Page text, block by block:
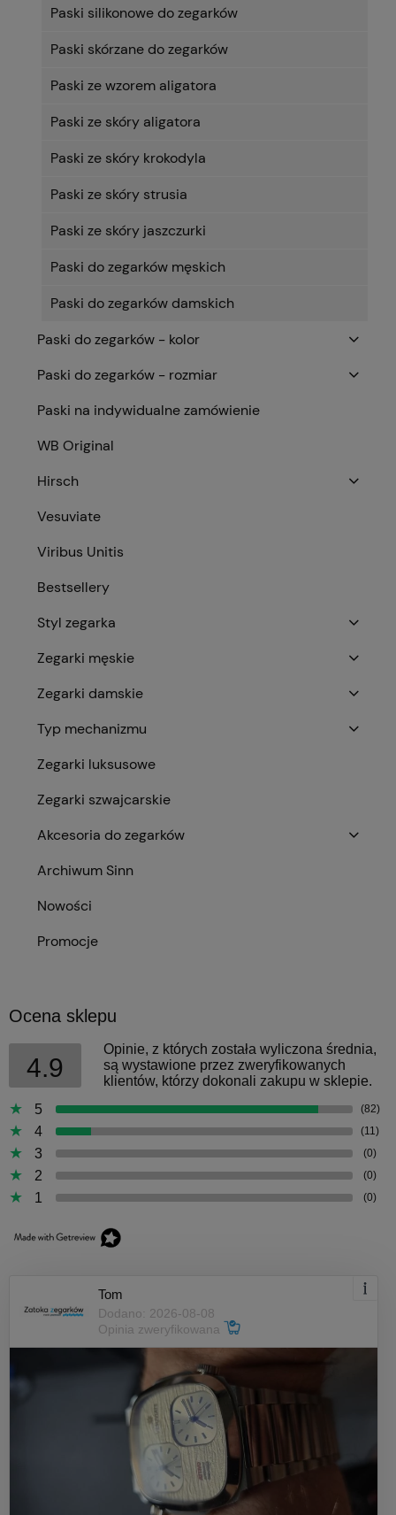
Paski silikonowe do zegarków
Paski skórzane do zegarków
Paski ze wzorem aligatora
Paski ze skóry aligatora
Paski ze skóry krokodyla
Paski ze skóry strusia
Paski ze skóry jaszczurki
Paski do zegarków męskich
Paski do zegarków damskich
Paski do zegarków - kolor
Paski do zegarków - rozmiar
Paski na indywidualne zamówienie
WB Original
Hirsch
Vesuviate
Viribus Unitis
Bestsellery
Styl zegarka
Zegarki męskie
Zegarki damskie
Typ mechanizmu
Zegarki luksusowe
Zegarki szwajcarskie
Akcesoria do zegarków
Archiwum Sinn
Nowości
Promocje
Ocena sklepu
4.9
Opinie, z których została wyliczona średnia,
są wystawione przez zweryfikowanych
klientów, którzy dokonali zakupu w sklepie.
5
(82)
4 (11)
3 (0)
2 (0)
1 (0)
Tom
Dodano: 2026-08-08
Opinia zweryfikowana